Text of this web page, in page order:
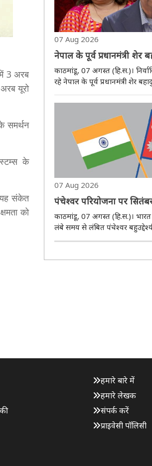
3 अरब
यूरो
समर्थन
के
संकेत
को
07 Aug 2026
नेपाल के पूर्व प्रधानमंत्री शेर
अगस्त को स्वदेश लौटेंगे
काठमांडू, 07 अगस्त (हि.स.)।
रहे नेपाल के पूर्व प्रधानमंत्री शेर
को स्वदेश लौटने वाले हैं। इस बात
की तरफ से मीडिया संस्थानों को
दी गई है। हालांकि, उसमें यह ..
07 Aug 2026
पंचेश्वर परियोजना पर
के बीच अहम बैठक, चार
होगी जल संसाधनों पर
काठमांडू, 07 अगस्त (हि.स.)।
लंबे समय से लंबित पंचेश्वर
महाकाली संधि से जुड़े अन्य मुद्दों
के बाद होने वाली यह बैठक दोनों..
हमारे बारे में
हमारे लेखक
संपर्क करें
प्राइवेसी पॉलिसी